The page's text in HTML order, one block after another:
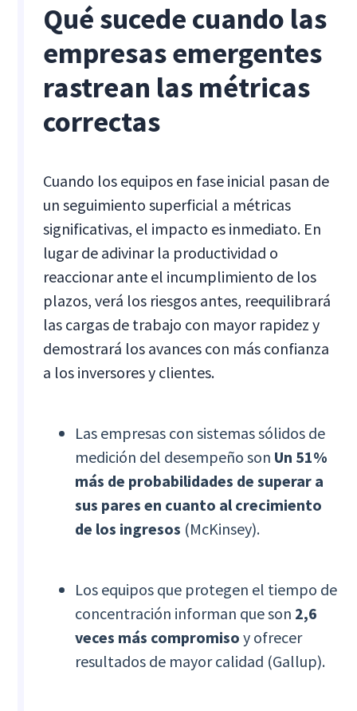
Qué sucede cuando las
empresas emergentes
rastrean las métricas
correctas
Cuando los equipos en fase inicial pasan de
un seguimiento superficial a métricas
significativas, el impacto es inmediato. En
lugar de adivinar la productividad o
reaccionar ante el incumplimiento de los
plazos, verá los riesgos antes, reequilibrará
las cargas de trabajo con mayor rapidez y
demostrará los avances con más confianza
a los inversores y clientes.
Las empresas con sistemas sólidos de
medición del desempeño son Un 51%
más de probabilidades de superar a
sus pares en cuanto al crecimiento
de los ingresos (McKinsey).
Los equipos que protegen el tiempo de
concentración informan que son 2,6
veces más compromiso y ofrecer
resultados de mayor calidad (Gallup).